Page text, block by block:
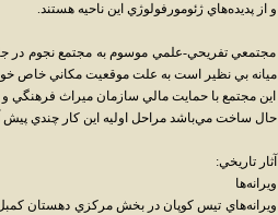
و از پديده‌هاي ژئومورفولوژي اين ناحيه هستند.
مجتمعي تفريحي-علمي موسوم به مجتمع نجوم در
ميانه بي نظير است به علت موقعيت مکاني خاص
اين مجتمع با حمايت مالي سازمان ميراث
حال ساخت مي‌باشد مراحل اوليه اين کار چندي
آثار تاريخي:
ويرانه‌ها
ويرانه‌هاي تيس کوپان در بخش مرکزي دهستان کمبل